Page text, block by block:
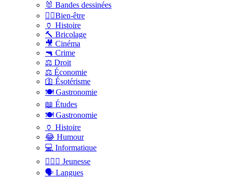
🐰 Bandes dessinées
🧑‍⚕️Bien-être
🏺 Histoire
🔨 Bricolage
🎥 Cinéma
🔫 Crime
⚖️ Droit
⚖️ Économie
🛐 Ésotérisme
🍽️ Gastronomie
📖 Études
🍽️ Gastronomie
🏺 Histoire
😂 Humour
💻 Informatique
🤸🏽‍♀️ Jeunesse
🗣 Langues